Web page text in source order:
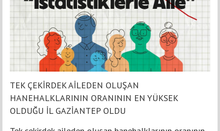
TEK ÇEKİRDEK AİLEDEN OLUŞAN
HANEHALKLARININ ORANININ EN YÜKSEK
OLDUĞU İL GAZİANTEP OLDU